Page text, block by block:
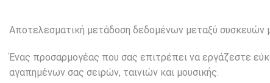
Αποτελεσματική μετάδοση δεδομένων μεταξύ συσκευών
Ένας προσαρμογέας που σας επιτρέπει να εργάζεστε
αγαπημένων σας σειρών, ταινιών και μουσικής.